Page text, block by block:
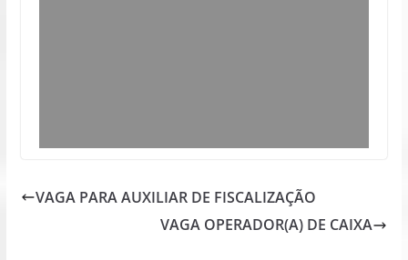
VAGA PARA AUXILIAR DE FISCALIZAÇÃO
VAGA OPERADOR(A) DE CAIXA